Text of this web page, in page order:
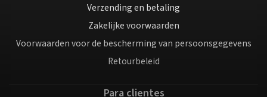
Verzending en betaling
Zakelijke voorwaarden
Voorwaarden voor de bescherming van persoonsgegevens
Retourbeleid
Para clientes